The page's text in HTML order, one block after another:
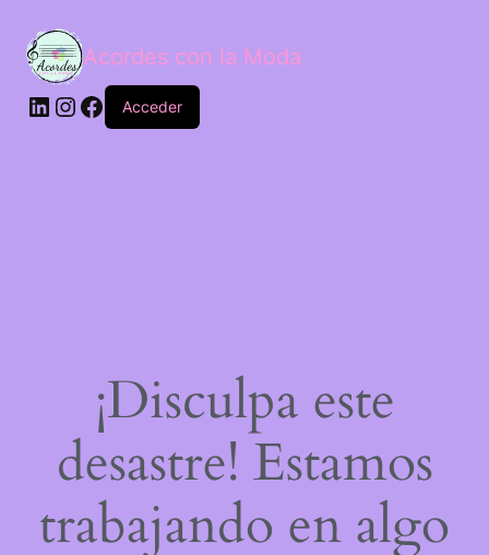
Acordes con la Moda
Acceder
¡Disculpa este
desastre! Estamos
trabajando en algo